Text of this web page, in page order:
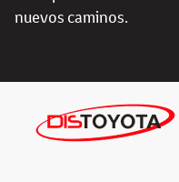
nuevos caminos.